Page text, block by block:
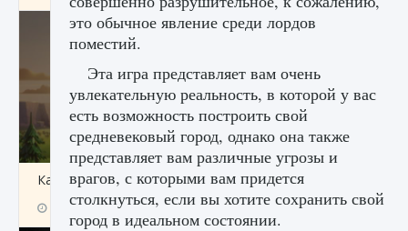
Как заработать медали лиги Clash of Clans
9 августа 2024 2 599 0 1
это обычное явление среди лордов
поместий.
Эта игра представляет вам очень
увлекательную реальность, в которой у вас
есть возможность построить свой
средневековый город, однако она также
представляет вам различные угрозы и
врагов, с которыми вам придется
столкнуться, если вы хотите сохранить свой
город в идеальном состоянии.